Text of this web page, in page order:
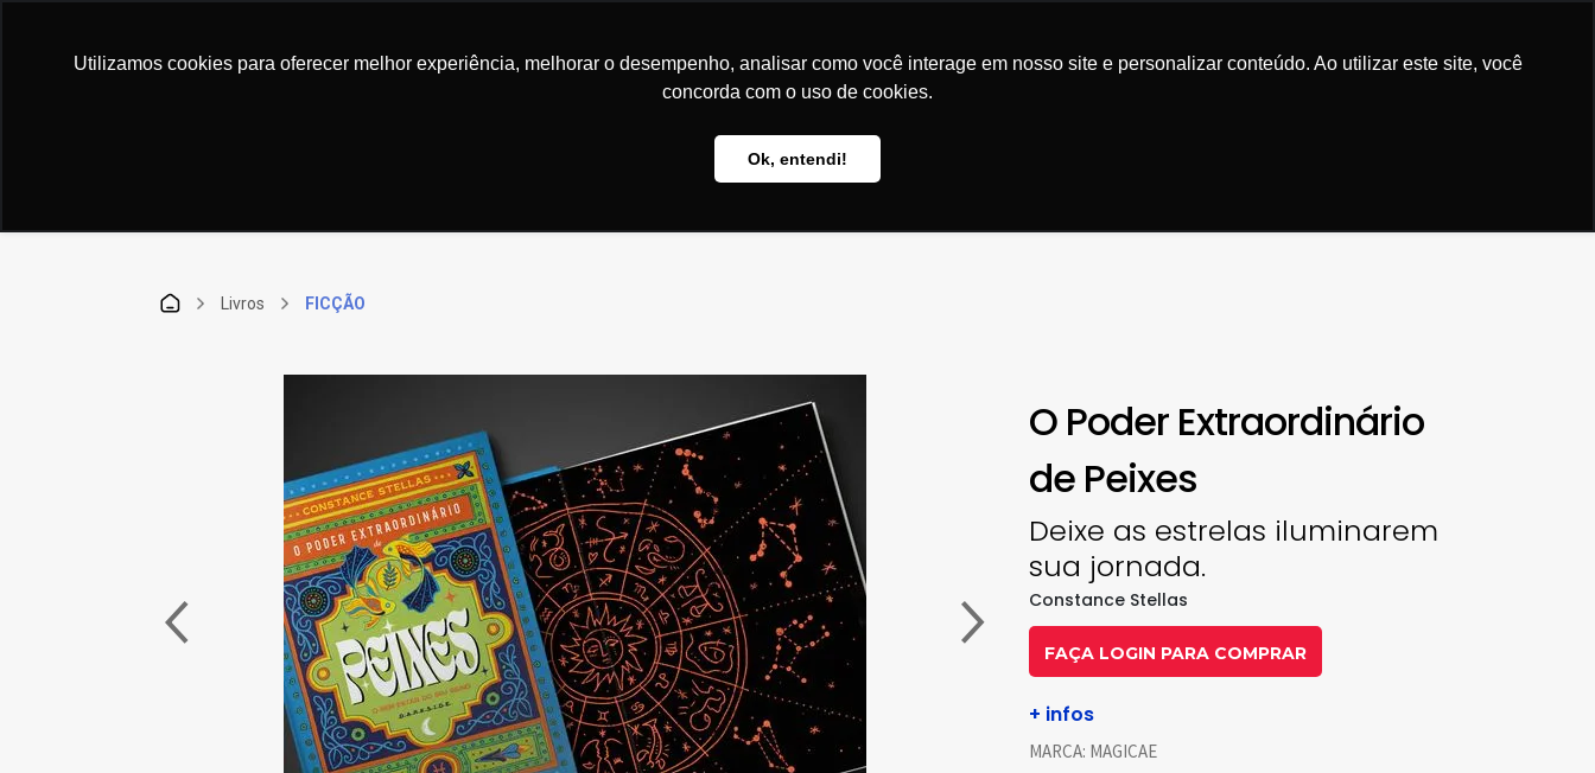
Utilizamos cookies para oferecer melhor experiência, melhorar o desempenho, analisar como você interage em nosso site e personalizar conteúdo. Ao utilizar este site, você
concorda com o uso de cookies.
Ok, entendi!
Livros FICÇÃO
O Poder Extraordinário
de Peixes
Deixe as estrelas iluminarem
sua jornada.
Constance Stellas
FAÇA LOGIN PARA COMPRAR
+ infos
MARCA: MAGICAE